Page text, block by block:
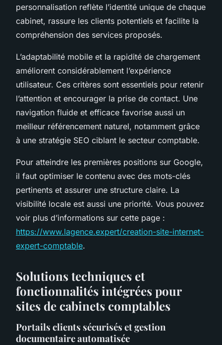
personnalisation reflète l’identité unique de chaque
cabinet, rassure les clients potentiels et facilite la
compréhension des services proposés.
L’adaptabilité mobile et la rapidité de chargement
améliorent considérablement l’expérience
utilisateur. Ces critères sont essentiels pour retenir
l’attention et encourager la prise de contact. Une
navigation fluide et efficace favorise aussi un
meilleur référencement naturel, notamment grâce
à une stratégie SEO ciblant le secteur comptable.
Pour atteindre les premières positions sur Google,
il faut optimiser le contenu avec des mots-clés
pertinents et assurer une structure claire. La
visibilité locale est aussi une priorité. Vous pouvez
voir plus d’informations sur cette page :
https://www.lagence.expert/creation-site-internet-
expert-comptable.
Solutions techniques et
fonctionnalités intégrées pour
sites de cabinets comptables
Portails clients sécurisés et gestion
documentaire automatisée